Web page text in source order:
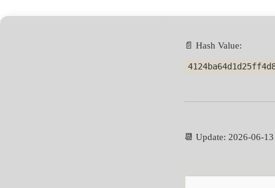
📄 Hash Value:
📆 Update: 2026-06-13